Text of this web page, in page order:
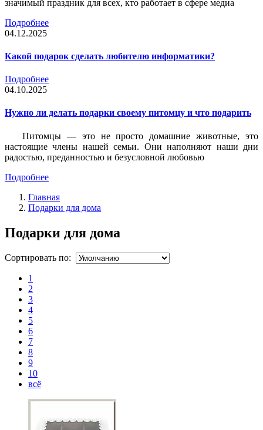
значимый праздник для всех, кто работает в сфере медиа
Подробнее
04.12.2025
Какой подарок сделать любителю информатики?
Подробнее
04.10.2025
Нужно ли делать подарки своему питомцу и что подарить
Питомцы — это не просто домашние животные, это
настоящие члены нашей семьи. Они наполняют наши дни
радостью, преданностью и безусловной любовью
Подробнее
Главная
Подарки для дома
Подарки для дома
Сортировать по:
1
2
3
4
5
6
7
8
9
10
всё